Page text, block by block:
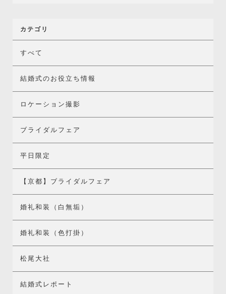
カテゴリ
すべて
結婚式のお役立ち情報
ロケーション撮影
ブライダルフェア
平日限定
【京都】ブライダルフェア
婚礼和装（白無垢）
婚礼和装（色打掛）
松尾大社
結婚式レポート